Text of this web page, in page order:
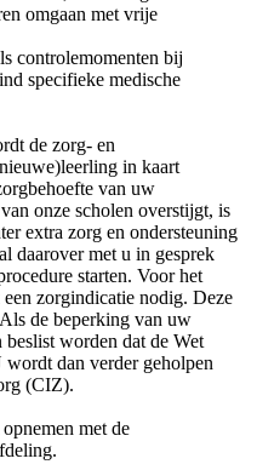
omgaan met vrije
controlemomenten bij
specifieke medische
de zorg- en
in kaart
van uw
onze scholen overstijgt, is
extra zorg en ondersteuning
daarover met u in gesprek
starten. Voor het
zorgindicatie nodig. Deze
de beperking van uw
worden dat de Wet
dan verder geholpen
(CIZ).
met de